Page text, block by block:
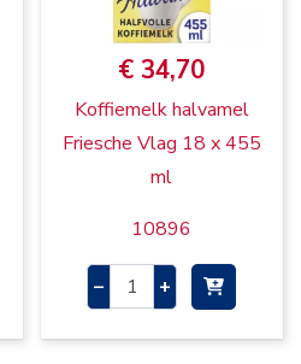
€ 34,70
Koffiemelk halvamel
Friesche Vlag 18 x 455
ml
10896
– +